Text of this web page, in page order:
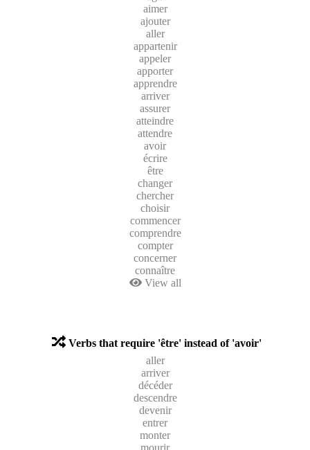
aimer
ajouter
aller
appartenir
appeler
apporter
apprendre
arriver
assurer
atteindre
attendre
avoir
écrire
être
changer
chercher
choisir
commencer
comprendre
compter
concerner
connaître
View all
Verbs that require 'être' instead of 'avoir'
aller
arriver
décéder
descendre
devenir
entrer
monter
mourir